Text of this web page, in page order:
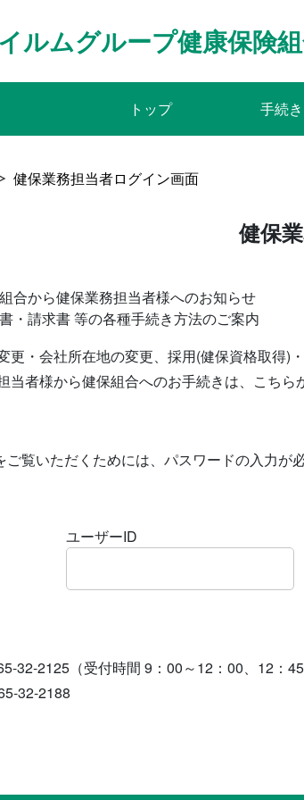
ルムグループ健康保険
トップ 手続
健保業務担当者ログイン画面
健保
合から健保業務担当者様へのお知らせ
・請求書 等の各種手続き方法のご案内
更・会社所在地の変更、採用(健保資格取得)
当者様から健保組合へのお手続きは、こちら
ご覧いただくためには、パスワードの入力が必
ユーザーID
32-2125（受付時間 9：00～12：00、12：45
32-2188